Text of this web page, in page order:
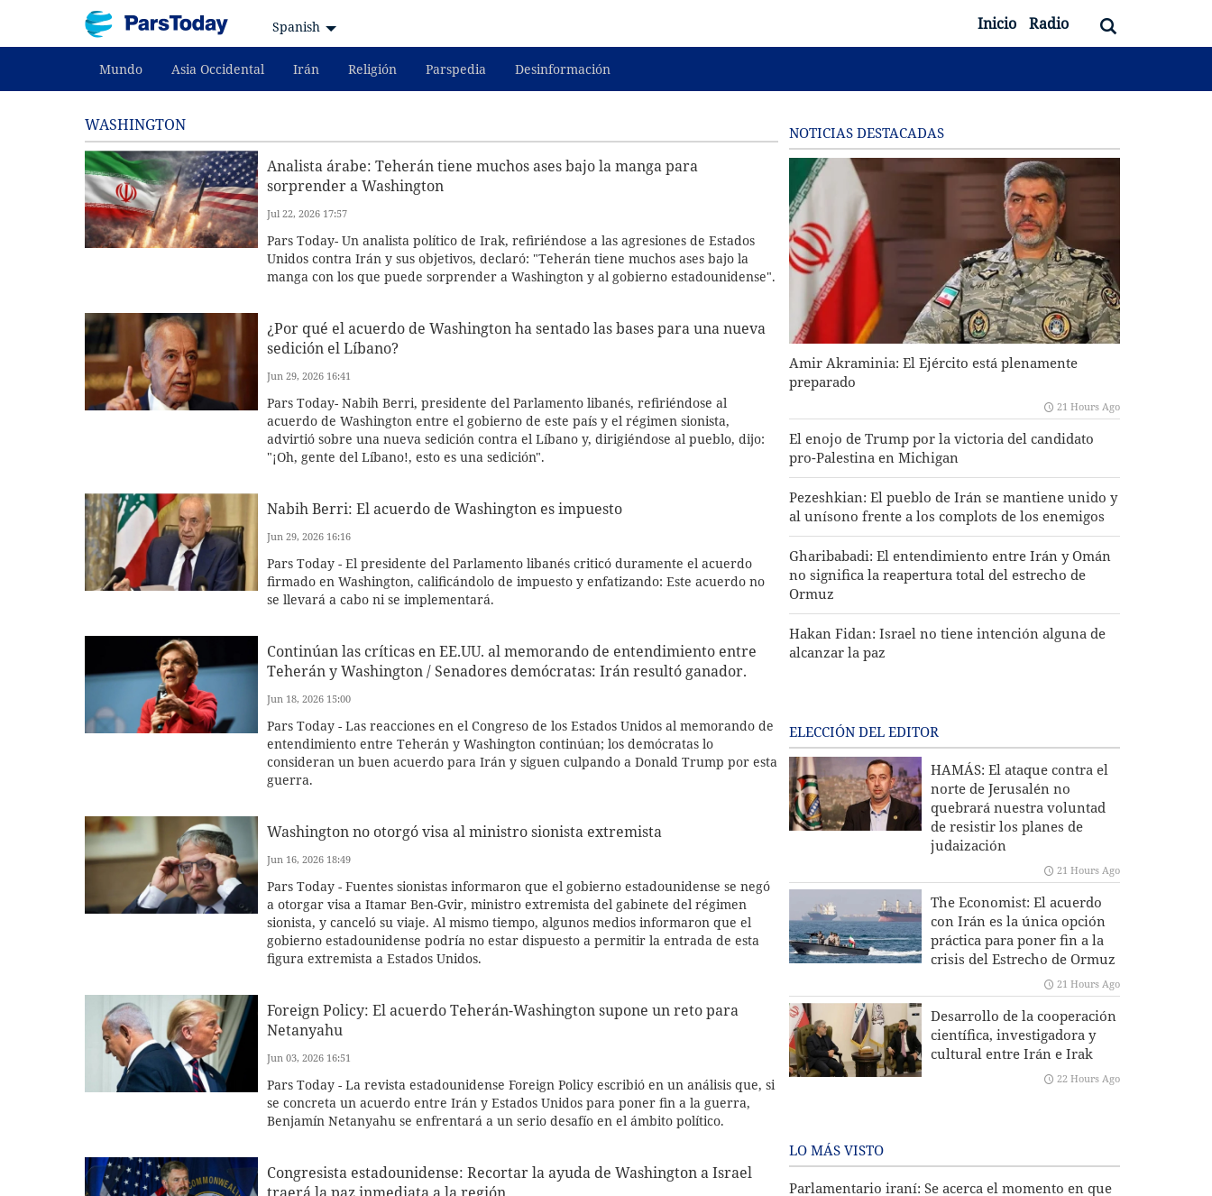
Spanish Inicio Radio
Mundo Asia Occidental Irán Religión Parspedia Desinformación
WASHINGTON
Analista árabe: Teherán tiene muchos ases bajo la manga para
sorprender a Washington
Jul 22, 2026 17:57
Pars Today- Un analista político de Irak, refiriéndose a las agresiones de Estados
Unidos contra Irán y sus objetivos, declaró: "Teherán tiene muchos ases bajo la
manga con los que puede sorprender a Washington y al gobierno estadounidense".
¿Por qué el acuerdo de Washington ha sentado las bases para una nueva
sedición el Líbano?
Jun 29, 2026 16:41
Pars Today- Nabih Berri, presidente del Parlamento libanés, refiriéndose al
acuerdo de Washington entre el gobierno de este país y el régimen sionista,
advirtió sobre una nueva sedición contra el Líbano y, dirigiéndose al pueblo, dijo:
"¡Oh, gente del Líbano!, esto es una sedición".
Nabih Berri: El acuerdo de Washington es impuesto
Jun 29, 2026 16:16
Pars Today - El presidente del Parlamento libanés criticó duramente el acuerdo
firmado en Washington, calificándolo de impuesto y enfatizando: Este acuerdo no
se llevará a cabo ni se implementará.
Continúan las críticas en EE.UU. al memorando de entendimiento entre
Teherán y Washington / Senadores demócratas: Irán resultó ganador.
Jun 18, 2026 15:00
Pars Today - Las reacciones en el Congreso de los Estados Unidos al memorando de
entendimiento entre Teherán y Washington continúan; los demócratas lo
consideran un buen acuerdo para Irán y siguen culpando a Donald Trump por esta
guerra.
Washington no otorgó visa al ministro sionista extremista
Jun 16, 2026 18:49
Pars Today - Fuentes sionistas informaron que el gobierno estadounidense se negó
a otorgar visa a Itamar Ben-Gvir, ministro extremista del gabinete del régimen
sionista, y canceló su viaje. Al mismo tiempo, algunos medios informaron que el
gobierno estadounidense podría no estar dispuesto a permitir la entrada de esta
figura extremista a Estados Unidos.
Foreign Policy: El acuerdo Teherán-Washington supone un reto para
Netanyahu
Jun 03, 2026 16:51
Pars Today - La revista estadounidense Foreign Policy escribió en un análisis que, si
se concreta un acuerdo entre Irán y Estados Unidos para poner fin a la guerra,
Benjamín Netanyahu se enfrentará a un serio desafío en el ámbito político.
Congresista estadounidense: Recortar la ayuda de Washington a Israel
NOTICIAS DESTACADAS
Amir Akraminia: El Ejército está plenamente
preparado
21 Hours Ago
El enojo de Trump por la victoria del candidato
pro-Palestina en Michigan
Pezeshkian: El pueblo de Irán se mantiene unido y
al unísono frente a los complots de los enemigos
Gharibabadi: El entendimiento entre Irán y Omán
no significa la reapertura total del estrecho de
Ormuz
Hakan Fidan: Israel no tiene intención alguna de
alcanzar la paz
ELECCIÓN DEL EDITOR
HAMÁS: El ataque contra el
norte de Jerusalén no
quebrará nuestra voluntad
de resistir los planes de
judaización
21 Hours Ago
The Economist: El acuerdo
con Irán es la única opción
práctica para poner fin a la
crisis del Estrecho de Ormuz
21 Hours Ago
Desarrollo de la cooperación
científica, investigadora y
cultural entre Irán e Irak
22 Hours Ago
LO MÁS VISTO
Parlamentario iraní: Se acerca el momento en que